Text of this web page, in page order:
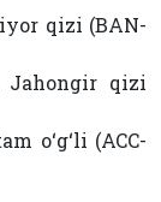
qizi (BAN-
Jahongir qizi
o‘g‘li (ACC-